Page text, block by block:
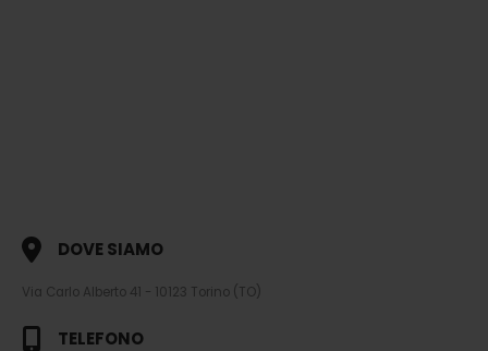
DOVE SIAMO
Via Carlo Alberto 41 - 10123 Torino (TO)
TELEFONO